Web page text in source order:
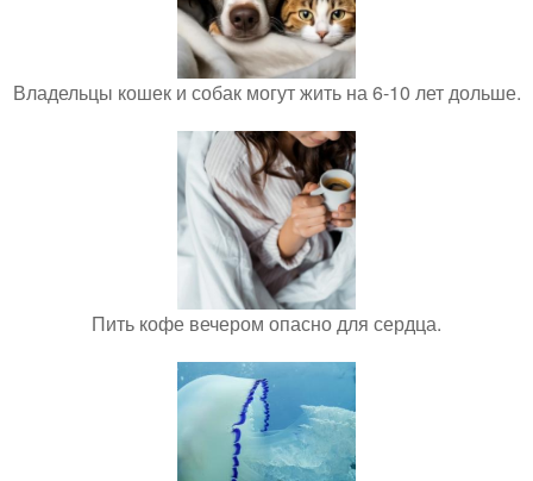
Владельцы кошек и собак могут жить на 6-10 лет дольше.
Пить кофе вечером опасно для сердца.